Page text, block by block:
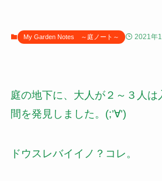
My Garden Notes ～庭ノート～ 2021年
庭の地下に、大人が２～３人は
間を発見しました。(;’∀’)
ドウスレバイイノ？コレ。